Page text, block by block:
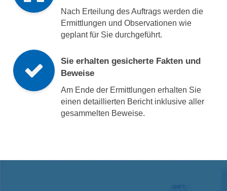
Nach Erteilung des Auftrags werden die
Ermittlungen und Observationen wie
geplant für Sie durchgeführt.
Sie erhalten gesicherte Fakten und
Beweise
Am Ende der Ermittlungen erhalten Sie
einen detaillierten Bericht inklusive aller
gesammelten Beweise.